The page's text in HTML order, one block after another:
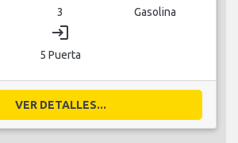
3 Gasolina
login
5 Puerta
VER DETALLES...